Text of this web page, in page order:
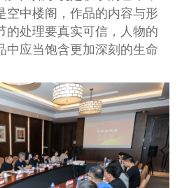
空中楼阁，作品的内容与形
的处理要真实可信，人物的
中应当饱含更加深刻的生命